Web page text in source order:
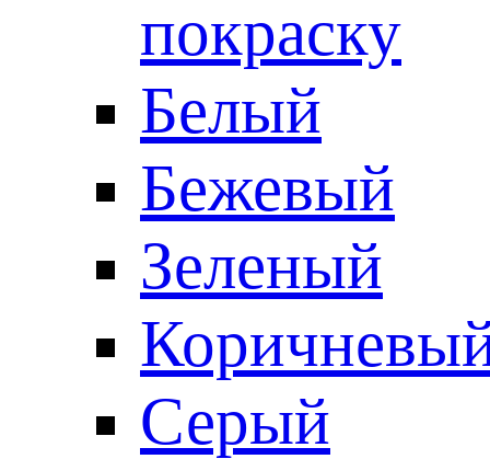
покраску
Белый
Бежевый
Зеленый
Серый